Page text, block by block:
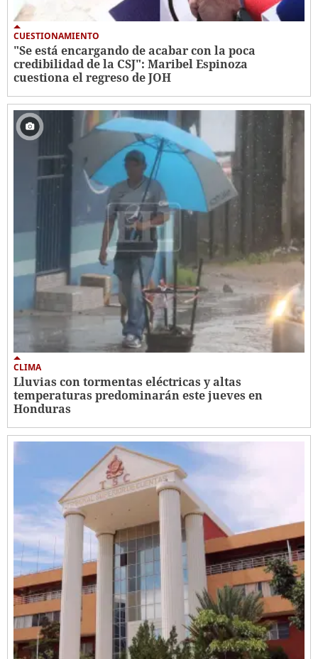
CUESTIONAMIENTO
"Se está encargando de acabar con la poca
credibilidad de la CSJ": Maribel Espinoza
cuestiona el regreso de JOH
CLIMA
Lluvias con tormentas eléctricas y altas
temperaturas predominarán este jueves en
Honduras